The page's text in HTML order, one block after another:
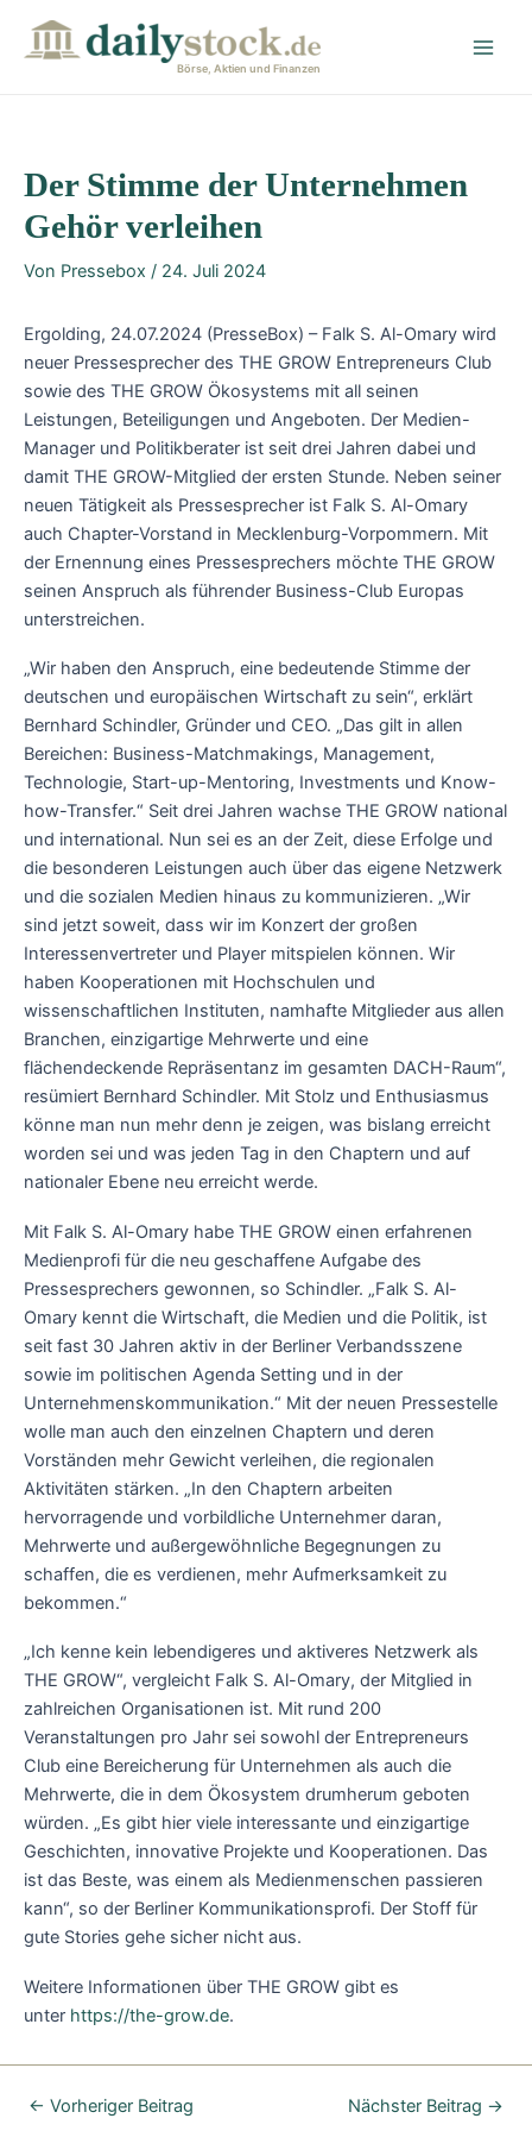
Börse, Aktien und Finanzen
Der Stimme der Unternehmen
Gehör verleihen
Von Pressebox / 24. Juli 2024
Ergolding, 24.07.2024 (PresseBox) – Falk S. Al-Omary wird
neuer Pressesprecher des THE GROW Entrepreneurs Club
sowie des THE GROW Ökosystems mit all seinen
Leistungen, Beteiligungen und Angeboten. Der Medien-
Manager und Politikberater ist seit drei Jahren dabei und
damit THE GROW-Mitglied der ersten Stunde. Neben seiner
neuen Tätigkeit als Pressesprecher ist Falk S. Al-Omary
auch Chapter-Vorstand in Mecklenburg-Vorpommern. Mit
der Ernennung eines Pressesprechers möchte THE GROW
seinen Anspruch als führender Business-Club Europas
unterstreichen.
„Wir haben den Anspruch, eine bedeutende Stimme der
deutschen und europäischen Wirtschaft zu sein“, erklärt
Bernhard Schindler, Gründer und CEO. „Das gilt in allen
Bereichen: Business-Matchmakings, Management,
Technologie, Start-up-Mentoring, Investments und Know-
how-Transfer.“ Seit drei Jahren wachse THE GROW national
und international. Nun sei es an der Zeit, diese Erfolge und
die besonderen Leistungen auch über das eigene Netzwerk
und die sozialen Medien hinaus zu kommunizieren. „Wir
sind jetzt soweit, dass wir im Konzert der großen
Interessenvertreter und Player mitspielen können. Wir
haben Kooperationen mit Hochschulen und
wissenschaftlichen Instituten, namhafte Mitglieder aus allen
Branchen, einzigartige Mehrwerte und eine
flächendeckende Repräsentanz im gesamten DACH-Raum“,
resümiert Bernhard Schindler. Mit Stolz und Enthusiasmus
könne man nun mehr denn je zeigen, was bislang erreicht
worden sei und was jeden Tag in den Chaptern und auf
nationaler Ebene neu erreicht werde.
Mit Falk S. Al-Omary habe THE GROW einen erfahrenen
Medienprofi für die neu geschaffene Aufgabe des
Pressesprechers gewonnen, so Schindler. „Falk S. Al-
Omary kennt die Wirtschaft, die Medien und die Politik, ist
seit fast 30 Jahren aktiv in der Berliner Verbandsszene
sowie im politischen Agenda Setting und in der
Unternehmenskommunikation.“ Mit der neuen Pressestelle
wolle man auch den einzelnen Chaptern und deren
Vorständen mehr Gewicht verleihen, die regionalen
Aktivitäten stärken. „In den Chaptern arbeiten
hervorragende und vorbildliche Unternehmer daran,
Mehrwerte und außergewöhnliche Begegnungen zu
schaffen, die es verdienen, mehr Aufmerksamkeit zu
bekommen.“
„Ich kenne kein lebendigeres und aktiveres Netzwerk als
THE GROW“, vergleicht Falk S. Al-Omary, der Mitglied in
zahlreichen Organisationen ist. Mit rund 200
Veranstaltungen pro Jahr sei sowohl der Entrepreneurs
Club eine Bereicherung für Unternehmen als auch die
Mehrwerte, die in dem Ökosystem drumherum geboten
würden. „Es gibt hier viele interessante und einzigartige
Geschichten, innovative Projekte und Kooperationen. Das
ist das Beste, was einem als Medienmenschen passieren
kann“, so der Berliner Kommunikationsprofi. Der Stoff für
gute Stories gehe sicher nicht aus.
Weitere Informationen über THE GROW gibt es
unter https://the-grow.de.
← Vorheriger Beitrag Nächster Beitrag →